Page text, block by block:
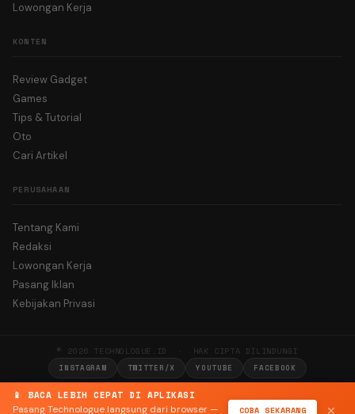
📱 BACA LEBIH CEPAT DI APLIKASI
Pasang Technologue langsung dari browser —
COBA SEKARANG ✕
Lowongan Kerja
KONTEN
Review Gadget
Games
Tips & Tutorial
Oto
Cari Artikel
PERUSAHAAN
Tentang Kami
Redaksi
Lowongan Kerja
Pasang Iklan
Kebijakan Privasi
© 2026 TECHNOLOGUE.ID · HAK CIPTA DILINDUNGI
INSTAGRAM TWITTER/X YOUTUBE FACEBOOK